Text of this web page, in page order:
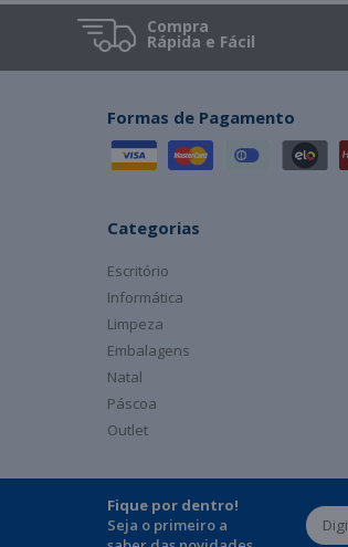
Compra
Rápida e Fácil
Formas de Pagamento
Categorias
Escritório
Informática
Limpeza
Embalagens
Natal
Páscoa
Outlet
Fique por dentro!
Seja o primeiro a